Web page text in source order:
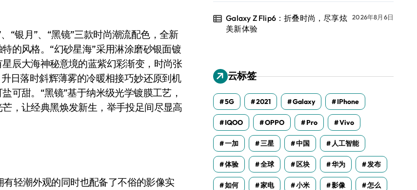
“银月”、“黑镜”三款时尚潮流配色，全新
的风格。“幻砂星海”采用淋涂磨砂银面镀
辰大海神秘意境的蓝紫幻彩渐变，时尚张
日落时斜辉薄雾的冷暖相接巧妙还原到机
可甜。“黑镜”基于纳米级光学镀膜工艺，
，让经典黑焕发新生，举手投足间尽显高
轻潮外观的同时也配备了不俗的影像实
Galaxy Z Flip6：折叠时尚，尽享炫
美新体验
2026年8月6日
云标签
5G 2021 Galaxy IPhone
IQOO OPPO Pro Vivo
一加 三星 中国 人工智能
体验 全球 区块 华为 发布
如何 家电 小米 影像 怎么